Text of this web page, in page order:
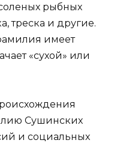
рыбных
треска и другие.
имеет
«сухой» или
Сушинских
и социальных